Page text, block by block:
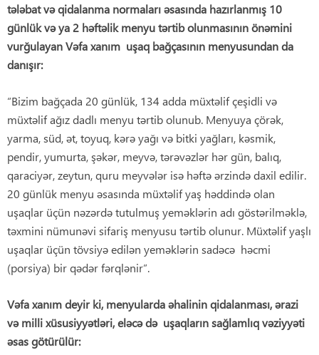
tələbat vəqidalanma normaları əsasında hazırlanmış 10
günlük vəya 2 həftəlik menyu tərtib olunmasının önəmini
vurğulayan Vəfa xanım uşaq bağçasının menyusundan da
danışır:
“Bizim bağçada 20 günlük, 134 adda müxtəlif çeşidli və
müxtəlif ağız dadlı menyu tərtib olunub. Menyuya çörək,
yarma, süd, ət, toyuq, kərə yağı və bitki yağları, kəsmik,
pendir, yumurta, şəkər, meyvə, tərəvəzlər hər gün, balıq,
qaraciyər, zeytun, quru meyvələr isə həftə ərzində daxil edilir.
20 günlük menyu əsasında müxtəlif yaş həddində olan
uşaqlar üçün nəzərdə tutulmuş yeməklərin adı göstərilməklə,
təxmini nümunəvi sifariş menyusu tərtib olunur. Müxtəlif yaşlı
uşaqlar üçün tövsiyə edilən yeməklərin sadəcə həcmi
(porsiya) bir qədər fərqlənir”.
Vəfa xanım deyir ki, menyulardaəhalinin qidalanması,ərazi
vəmilli xüsusiyyətləri, eləcədə uşaqların sağlamlıq vəziyyəti
əsas götürülür: